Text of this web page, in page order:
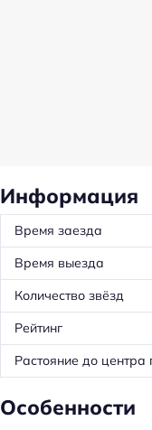
Информация
Время заезда
Время выезда
Количество звёзд
Рейтинг
Растояние до центра
Особенности